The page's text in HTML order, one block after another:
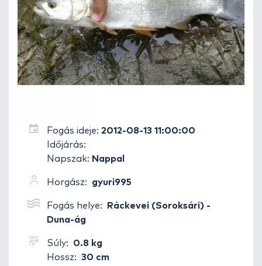
Fogás ideje: 2012-08-13 11:00:00
Időjárás:
Napszak: Nappal
Horgász: gyuri995
Fogás helye:
Ráckevei (Soroksári) -
Duna-ág
Súly:
0.8 kg
Hossz: 30 cm